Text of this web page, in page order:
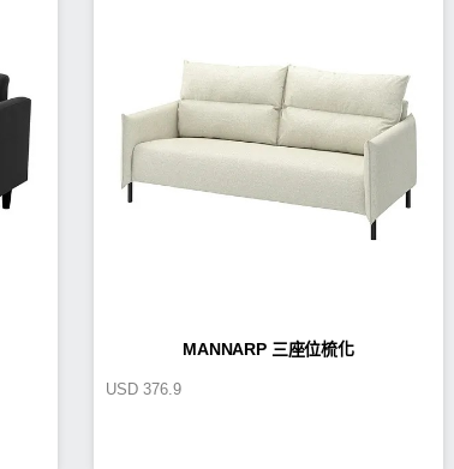
MANNARP 三座位梳化
USD 376.9